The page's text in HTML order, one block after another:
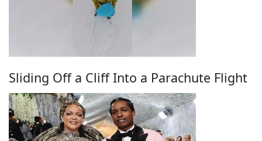
Sliding Off a Cliff Into a Parachute Flight